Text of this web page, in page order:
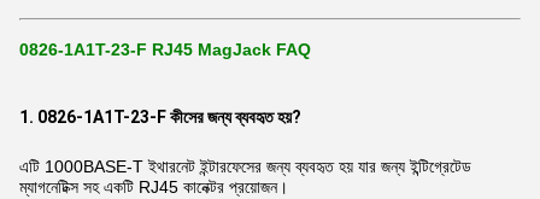
0826-1A1T-23-F RJ45 MagJack FAQ
1. 0826-1A1T-23-F কীসের জন্য ব্যবহৃত হয়?
এটি 1000BASE-T ইথারনেট ইন্টারফেসের জন্য ব্যবহৃত হয় যার জন্য ইন্টিগ্রেটেড
ম্যাগনেটিক্স সহ একটি RJ45 কানেক্টর প্রয়োজন।